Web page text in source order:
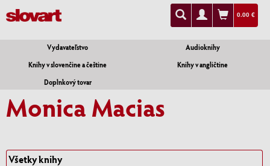
0.00 €
Vydavateľstvo
Audioknihy
Knihy v slovenčine a češtine
Knihy v angličtine
Doplnkový tovar
Monica Macias
Všetky knihy